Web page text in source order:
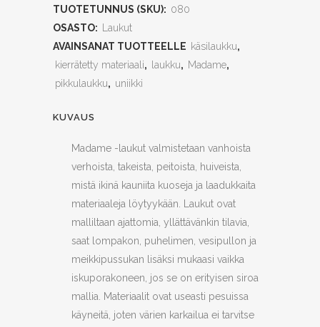
TUOTETUNNUS (SKU): 080
OSASTO:
Laukut
AVAINSANAT TUOTTEELLE käsilaukku,
kierrätetty materiaali, laukku, Madame,
pikkulaukku, uniikki
KUVAUS
Madame -laukut valmistetaan vanhoista
verhoista, takeista, peitoista, huiveista,
mistä ikinä kauniita kuoseja ja laadukkaita
materiaaleja löytyykään. Laukut ovat
malliltaan ajattomia, yllättävänkin tilavia,
saat lompakon, puhelimen, vesipullon ja
meikkipussukan lisäksi mukaasi vaikka
iskuporakoneen, jos se on erityisen siroa
mallia. Materiaalit ovat useasti pesuissa
käyneitä, joten värien karkailua ei tarvitse